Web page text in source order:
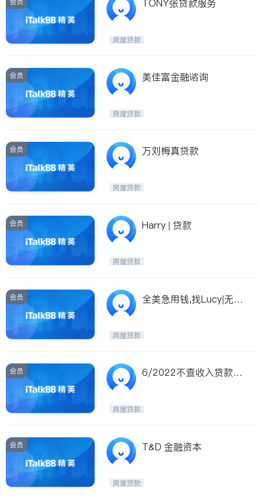
TONY张贷款服务
房屋贷款
会员 美佳富金融谘询
房屋贷款
会员 万刘梅真贷款
房屋贷款
会员 Harry | 贷款
房屋贷款
会员
全美急用钱,找Lucy|无抵
房屋贷款
会员
6/2022不查收入贷款利
房屋贷款
会员 T&D 金融资本
房屋贷款